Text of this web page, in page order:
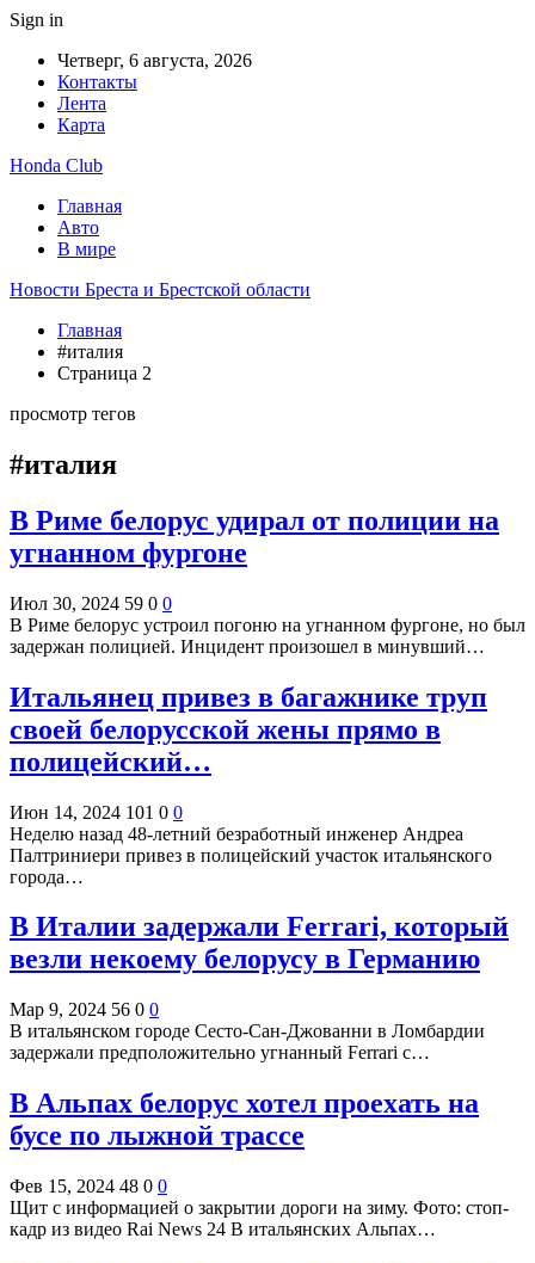
Sign in
Четверг, 6 августа, 2026
Контакты
Лента
Карта
Honda Club
Главная
Авто
В мире
Новости Бреста и Брестской области
Главная
#италия
Страница 2
просмотр тегов
#италия
В Риме белорус удирал от полиции на
угнанном фургоне
Июл 30, 2024 59 0 0
В Риме белорус устроил погоню на угнанном фургоне, но был
задержан полицией. Инцидент произошел в минувший…
Итальянец привез в багажнике труп
своей белорусской жены прямо в
полицейский…
Июн 14, 2024 101 0 0
Неделю назад 48-летний безработный инженер Андреа
Палтриниери привез в полицейский участок итальянского
города…
В Италии задержали Ferrari, который
везли некоему белорусу в Германию
Мар 9, 2024 56 0 0
В итальянском городе Сесто-Сан-Джованни в Ломбардии
задержали предположительно угнанный Ferrari с…
В Альпах белорус хотел проехать на
бусе по лыжной трассе
Фев 15, 2024 48 0 0
Щит с информацией о закрытии дороги на зиму. Фото: стоп-
кадр из видео Rai News 24 В итальянских Альпах…